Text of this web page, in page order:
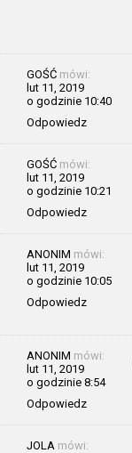
GOŚĆ mówi:
lut 11, 2019
o godzinie 10:40
Odpowiedz
GOŚĆ mówi:
lut 11, 2019
o godzinie 10:21
Odpowiedz
ANONIM mówi:
lut 11, 2019
o godzinie 10:05
Odpowiedz
ANONIM mówi:
lut 11, 2019
o godzinie 8:54
Odpowiedz
JOLA mówi: